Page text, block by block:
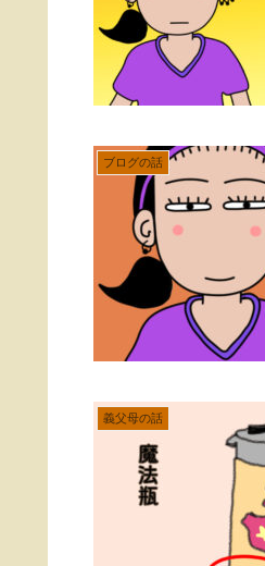
ブログの話
義父母の話